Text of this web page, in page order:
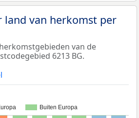
land van herkomst per
van de
6213 BG.
Buiten Europa